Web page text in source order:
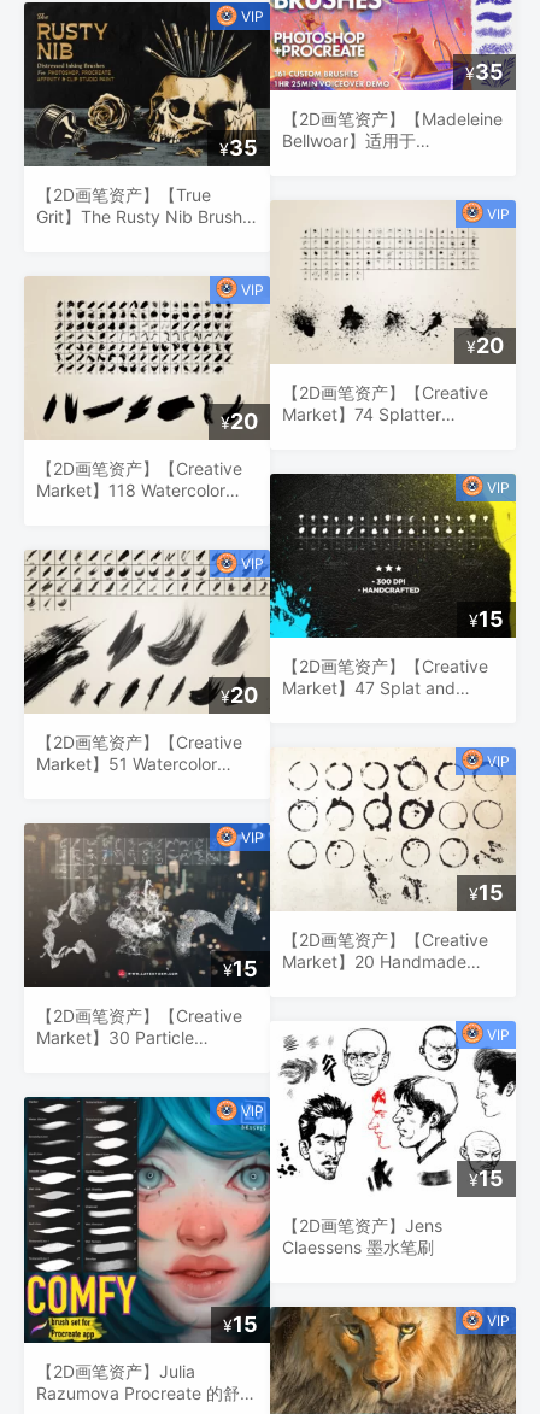
¥35
【2D画笔资产】【True
Grit】The Rusty Nib Brush
¥20
【2D画笔资产】【Creative
Market】118 Watercolor
¥20
【2D画笔资产】【Creative
Market】51 Watercolor
¥15
【2D画笔资产】【Creative
Market】30 Particle
¥15
【2D画笔资产】Julia
Razumova Procreate 的舒适
¥35
【2D画笔资产】【Madeleine
Bellwoar】适用于
¥20
【2D画笔资产】【Creative
Market】74 Splatter
¥15
【2D画笔资产】【Creative
Market】47 Splat and
¥15
【2D画笔资产】【Creative
Market】20 Handmade
¥15
【2D画笔资产】Jens
Claessens 墨水笔刷